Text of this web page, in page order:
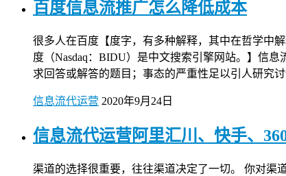
百度信息流推广怎么降低成本
很多人在百度【度字，有多种解释，其中在哲学中
度（Nasdaq：BIDU）是中文搜索引擎网站。】信
求回答或解答的题目；事态的严重性足以引人研究
信息流代运营 2020年9月24日
信息流代运营阿里汇川、快手、
渠道的选择很重要，往往渠道决定了一切。 你对渠